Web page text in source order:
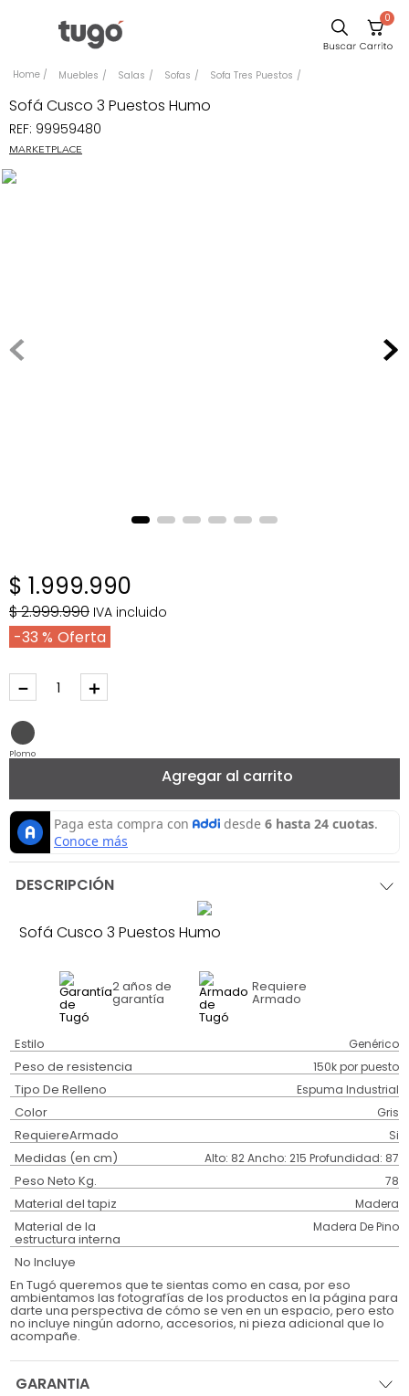
0
Muebles Salas Sofas Sofa Tres Puestos
Sofá Cusco 3 Puestos Humo
REF: 99959480
MARKETPLACE
$ 1.999.990
$2.999.990 IVA incluido
33 %
＋
－
Plomo
Agregar al carrito
DESCRIPCIÓN
Sofá Cusco 3 Puestos Humo
2 años de
garantía
Requiere
Armado
Estilo Genérico
Peso de resistencia 150k por puesto
Tipo De Relleno Espuma Industrial
Color Gris
RequiereArmado Si
Medidas (en cm) Alto: 82 Ancho: 215 Profundidad: 87
Peso Neto Kg. 78
Material del tapiz Madera
Material de la
estructura interna
Madera De Pino
No Incluye
En Tugó queremos que te sientas como en casa, por eso
ambientamos las fotografías de los productos en la página para
darte una perspectiva de cómo se ven en un espacio, pero esto
no incluye ningún adorno, accesorios, ni pieza adicional que lo
acompañe.
GARANTIA
Comedor
Escritorio
Sillas